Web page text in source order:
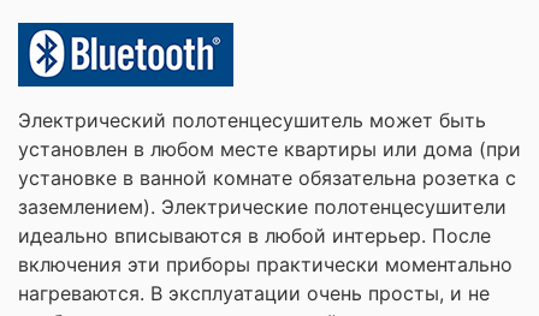
Электрический полотенцесушитель может быть
установлен в любом месте квартиры или дома (при
установке в ванной комнате обязательна розетка с
заземлением). Электрические полотенцесушители
идеально вписываются в любой интерьер. После
включения эти приборы практически моментально
нагреваются. В эксплуатации очень просты, и не